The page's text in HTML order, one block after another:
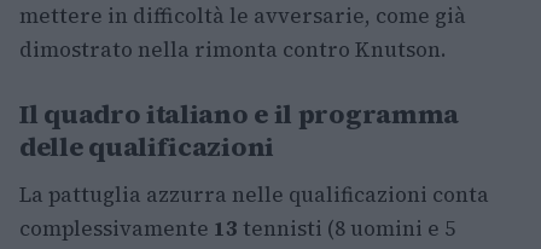
mettere in difficoltà le avversarie, come già
dimostrato nella rimonta contro Knutson.
Il quadro italiano e il programma
delle qualificazioni
La pattuglia azzurra nelle qualificazioni conta
complessivamente 13 tennisti (8 uomini e 5